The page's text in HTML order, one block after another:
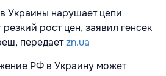
Украины нарушает цепи
рост цен, заявил генсек
передаетzn.ua
РФ в Украину может